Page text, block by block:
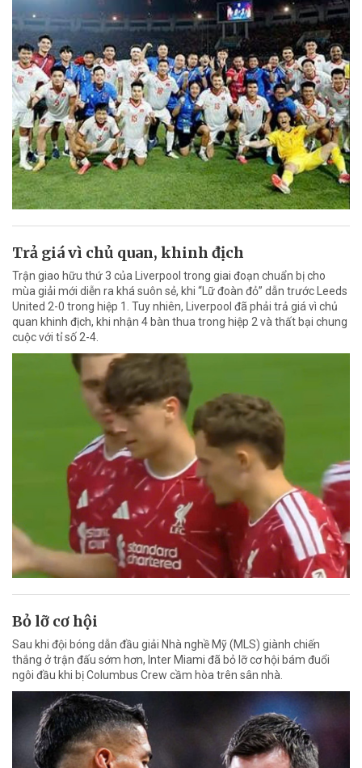
Trả giá vì chủ quan, khinh địch
Trận giao hữu thứ 3 của Liverpool trong giai đoạn chuẩn bị cho
mùa giải mới diễn ra khá suôn sẻ, khi “Lữ đoàn đỏ” dẫn trước Leeds
United 2-0 trong hiệp 1. Tuy nhiên, Liverpool đã phải trả giá vì chủ
quan khinh địch, khi nhận 4 bàn thua trong hiệp 2 và thất bại chung
cuộc với tỉ số 2-4.
Bỏ lỡ cơ hội
Sau khi đội bóng dẫn đầu giải Nhà nghề Mỹ (MLS) giành chiến
thắng ở trận đấu sớm hơn, Inter Miami đã bỏ lỡ cơ hội bám đuổi
ngôi đầu khi bị Columbus Crew cầm hòa trên sân nhà.